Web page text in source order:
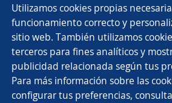
Utilizamos cookies propias
funcionamiento correcto y
sitio web. También utilizamos
terceros para fines analíticos y
publicidad relacionada según tus
Para más información sobre las
configurar tus preferencias,
480,00 US$ (Mensual)
Remoto
Hace 5 días
Nuevas ofertas de empleo
Buscar es más fácil